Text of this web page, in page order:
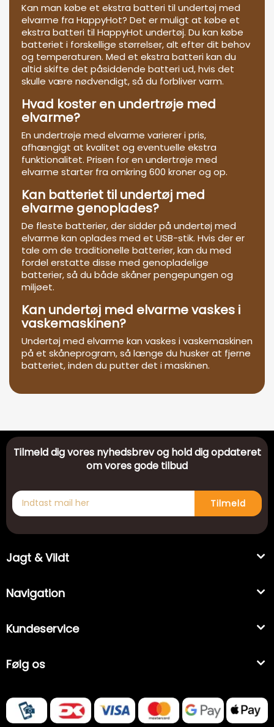
Kan man købe et ekstra batteri til undertøj med
elvarme fra HappyHot? Det er muligt at købe et
ekstra batteri til HappyHot undertøj. Du kan købe
batteriet i forskellige størrelser, alt efter dit behov
og temperaturen. Med et ekstra batteri kan du
altid skifte det påsiddende batteri ud, hvis det
skulle være nødvendigt, så du forbliver varm.
Hvad koster en undertrøje med
elvarme?
En undertrøje med elvarme varierer i pris,
afhængigt at kvalitet og eventuelle ekstra
funktionalitet. Prisen for en undertrøje med
elvarme starter fra omkring 600 kroner og op.
Kan batteriet til undertøj med
elvarme genoplades?
De fleste batterier, der sidder på undertøj med
elvarme kan oplades med et USB-stik. Hvis der er
tale om de traditionelle batterier, kan du med
fordel erstatte disse med genopladelige
batterier, så du både skåner pengepungen og
miljøet.
Kan undertøj med elvarme vaskes i
vaskemaskinen?
Undertøj med elvarme kan vaskes i vaskemaskinen
på et skåneprogram, så længe du husker at fjerne
batteriet, inden du putter det i maskinen.
Tilmeld dig vores nyhedsbrev og hold dig opdateret
om vores gode tilbud
Tilmeld
Jagt & Vildt
Navigation
Kundeservice
Følg os